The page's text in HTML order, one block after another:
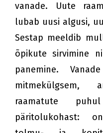
vanade. Uute
lubab uusi algusi,
Sestap meeldib
õpikute sirvimine
panemine.
mitmekülgsem,
raamatute
päritolukohast: